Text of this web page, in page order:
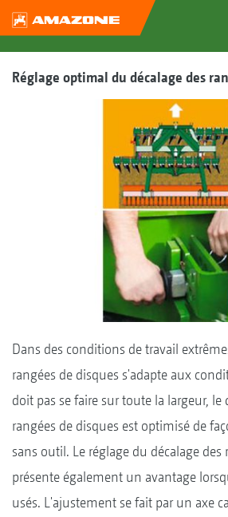
Réglage optimal du décalage des
Dans des conditions de travail
rangées de disques s'adapte aux
doit pas se faire sur toute la largeur, le
rangées de disques est optimisé de
sans outil. Le réglage du décalage des
présente également un avantage
usés. L'ajustement se fait par un axe